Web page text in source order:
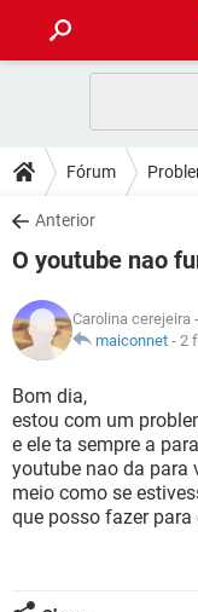
CELULAR
OUTLOOK
INSTAGRAM
GUIA DE COMPRAS
DICAS
JOGOS
INSTAGRAM
GUIA DE COMPRAS
DOWNLOADS
JOGOS
CELULAR
OUTLOOK
INSTAGRAM
GUIA DE COMPRAS
FÓRUM
JOGOS
CELULAR
OUTLOOK
INSTAGRAM
GUIA DE COMPRAS
GLOSSÁRIO
JOGOS
CELULAR
OUTLOOK
Fórum
Anterior
O youtube nao
Carolina cerejeira
maiconnet - 2
Bom dia,
estou com um
e ele ta sempre a
youtube nao da para
meio como se
que posso fazer